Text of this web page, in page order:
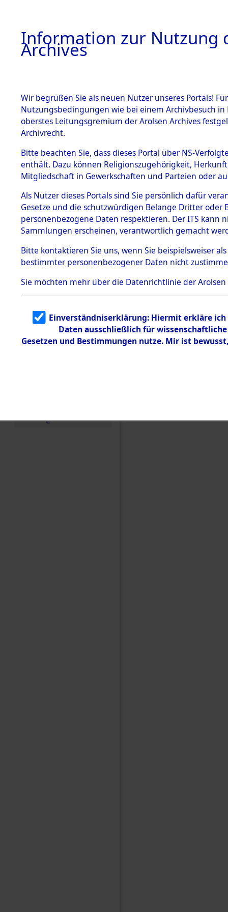
BESTÄNDE
1.
mente
5. Verschiedenes
5.3
Todesmärsche
5.3.1 Alliierte
Erhebungen
zu
Todesmärsch
en
5.3.2
Identifizierun
g
5.3.3
Todesmärsch
e
0264
Information zur Nutzung
Archives
Wir begrüßen Sie als neuen Nutzer unseres Portals!
Nutzungsbedingungen wie bei einem Archivbesuch
oberstes Leitungsgremium der Arolsen Archives
Archivrecht.
Bitte beachten Sie, dass dieses Portal über NS-
enthält. Dazu können Religionszugehörigkeit,
Mitgliedschaft in Gewerkschaften und Parteien oder
Als Nutzer dieses Portals sind Sie persönlich dafür
Gesetze und die schutzwürdigen Belange Dritter
personenbezogene Daten respektieren. Der ITS
Sammlungen erscheinen, verantwortlich gemacht
Bitte kontaktieren Sie uns, wenn Sie beispielsweiser
bestimmter personenbezogener Daten nicht
Sie möchten mehr über die Datenrichtlinie der Arolsen
Einverständniserklärung: Hiermit erkläre
Daten ausschließlich für
Gesetzen und Bestimmungen nutze. Mir ist